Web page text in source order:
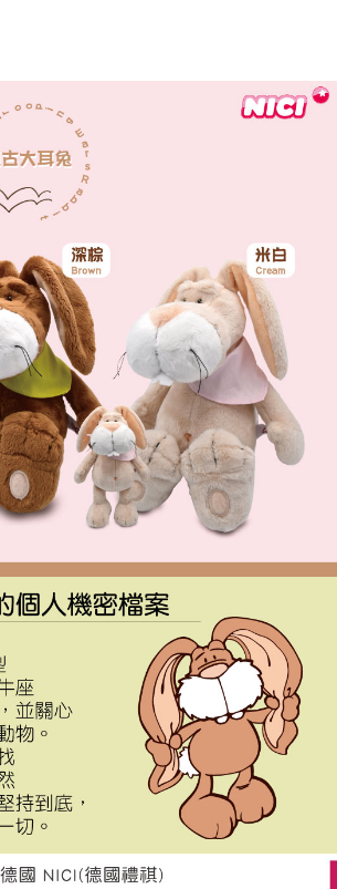
が請求した期日と、AFTEEで延長できる日数をも
された期限内にお支払いください。
の際に、認証結果及び当社の審査の結果に基づ
す。
です。
ご利用いただけます。
代金後払い」（以下当サービスという）はネットプ
AFTEE という）が提供し、AFTEEが代金を徴収し
の際に提供しなければならない個人情報（注文者
人の氏名、電話番号、受取人住所を含むがこれに
に渡され当サービスで必要な範囲内で利用されま
の収集、処理、利用について、詳細はAFTEE公式ホ
の収集、処理及び利用に関する声明』をご参照く
privacypolicy/）。
際に、審査を通過すれば、最高額がNT$10,000にな
ぎた場合、その金額に基づいて年利20%の遅延滞
成年の利用者は、事前に法定代理人または後見人
をご利用いただけます。
に示した個人情報を、必要な購入注文書とあわせ
く、またはAFTEEにあなたの個人情報の収集、処
ににご同意いただけない場合は、当サービスを選